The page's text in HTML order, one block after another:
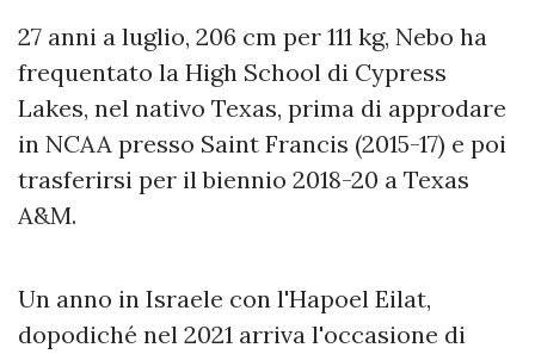
27 anni a luglio, 206 cm per 111 kg, Nebo ha
frequentato la High School di Cypress
Lakes, nel nativo Texas, prima di approdare
in NCAA presso Saint Francis (2015-17) e poi
trasferirsi per il biennio 2018-20 a Texas
A&M.
Un anno in Israele con l'Hapoel Eilat,
dopodiché nel 2021 arriva l'occasione di